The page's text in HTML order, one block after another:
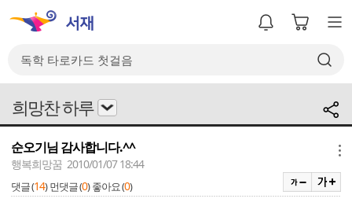
희망찬 하루
순오기님 감사합니다.^^
행복희망꿈 2010/01/07 18:44
댓글 (14) 먼댓글 (0) 좋아요 (0)